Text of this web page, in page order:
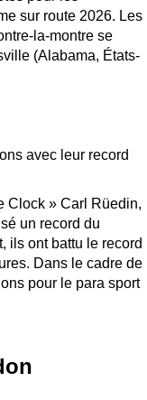
sur route 2026. Les
la-montre se
(Alabama, États-
avec leur record
Clock » Carl Rüedin,
un record du
ils ont battu le record
Dans le cadre de
pour le para sport